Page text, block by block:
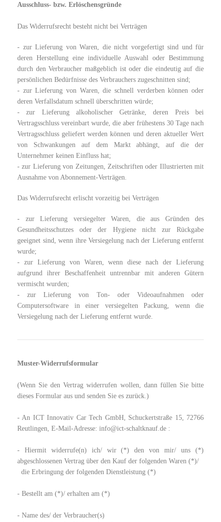
Ausschluss- bzw. Erlöschensgründe
Das Widerrufsrecht besteht nicht bei Verträgen
- zur Lieferung von Waren, die nicht vorgefertigt sind und für
deren Herstellung eine individuelle Auswahl oder Bestimmung
durch den Verbraucher maßgeblich ist oder die eindeutig auf die
persönlichen Bedürfnisse des Verbrauchers zugeschnitten sind;
- zur Lieferung von Waren, die schnell verderben können oder
deren Verfallsdatum schnell überschritten würde;
- zur Lieferung alkoholischer Getränke, deren Preis bei
Vertragsschluss vereinbart wurde, die aber frühestens 30 Tage nach
Vertragsschluss geliefert werden können und deren aktueller Wert
von Schwankungen auf dem Markt abhängt, auf die der
Unternehmer keinen Einfluss hat;
- zur Lieferung von Zeitungen, Zeitschriften oder Illustrierten mit
Ausnahme von Abonnement-Verträgen.
Das Widerrufsrecht erlischt vorzeitig bei Verträgen
- zur Lieferung versiegelter Waren, die aus Gründen des
Gesundheitsschutzes oder der Hygiene nicht zur Rückgabe
geeignet sind, wenn ihre Versiegelung nach der Lieferung entfernt
wurde;
- zur Lieferung von Waren, wenn diese nach der Lieferung
aufgrund ihrer Beschaffenheit untrennbar mit anderen Gütern
vermischt wurden;
- zur Lieferung von Ton- oder Videoaufnahmen oder
Computersoftware in einer versiegelten Packung, wenn die
Versiegelung nach der Lieferung entfernt wurde.
Muster-Widerrufsformular
(Wenn Sie den Vertrag widerrufen wollen, dann füllen Sie bitte
dieses Formular aus und senden Sie es zurück.)
- An ICT Innovativ Car Tech GmbH, Schuckertstraße 15, 72766
Reutlingen, E-Mail-Adresse: info@ict-schaltknauf.de :
- Hiermit widerrufe(n) ich/ wir (*) den von mir/ uns (*)
abgeschlossenen Vertrag über den Kauf der folgenden Waren (*)/
die Erbringung der folgenden Dienstleistung (*)
- Bestellt am (*)/ erhalten am (*)
- Name des/ der Verbraucher(s)